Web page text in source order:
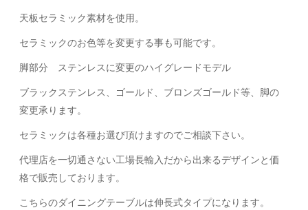
天板セラミック素材を使用。
セラミックのお色等を変更する事も可能です。
脚部分 ステンレスに変更のハイグレードモデル
ブラックステンレス、ゴールド、ブロンズゴールド等、脚の
変更承ります。
セラミックは各種お選び頂けますのでご相談下さい。
代理店を一切通さない工場長輸入だから出来るデザインと価
格で販売しております。
こちらのダイニングテーブルは伸長式タイプになります。